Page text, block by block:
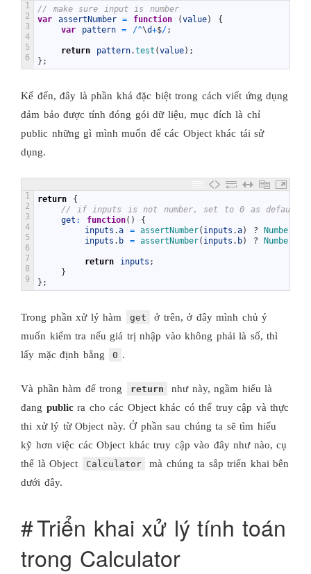
1
2
3
4
5
6
// make sure input is number
var
assertNumber = function (value)
{
var
pattern = /^\d+$/;
return pattern.test (value) ;
} ;
Kế đến, đây là phần khá đặc biệt trong cách viết ứng dụng
đảm bảo được tính đóng gói dữ liệu, mục đích là chỉ
public những gì mình muốn để các Object khác tái sử
dụng.
1
2
3
4
5
6
7
8
9
return
{
// if inputs is not number, set to 0 as default
get : function( )
{
inputs .a = assertNumber( inputs .a) ? Number
inputs . b = assertNumber( inputs . b) ? Number
return inputs ;
}
} ;
Trong phần xử lý hàm get
ở trên, ở đây mình chủ ý
muốn kiểm tra nếu giá trị nhập vào không phải là số, thì
lấy mặc định bằng
0 .
Và phần hàm để trong return
như này, ngầm hiểu là
đang publicra cho các Object khác có thể truy cập và thực
thi xử lý từ Object này. Ở phần sau chúng ta sẽ tìm hiểu
kỹ hơn việc các Object khác truy cập vào đây như nào, cụ
thể là Object
Calculator
mà chúng ta sắp triển khai bên
dưới đây.
Triển khai xử lý tính toán
trong Calculator